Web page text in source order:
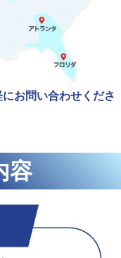
お問い合わせくださ
容